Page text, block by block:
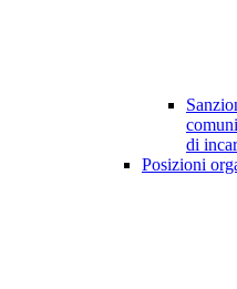
di
Posizioni